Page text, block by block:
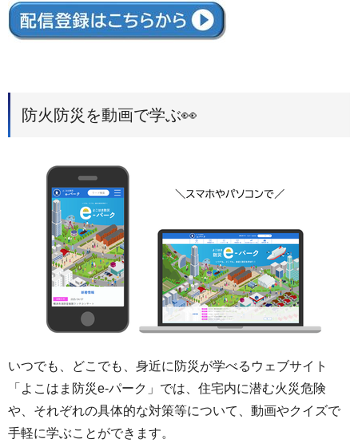
防火防災を動画で学ぶ👀
いつでも、どこでも、身近に防災が学べるウェブサイト
「よこはま防災e-パーク」では、住宅内に潜む火災危険
や、それぞれの具体的な対策等について、動画やクイズで
手軽に学ぶことができます。